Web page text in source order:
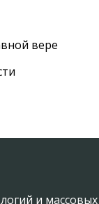
вере
и